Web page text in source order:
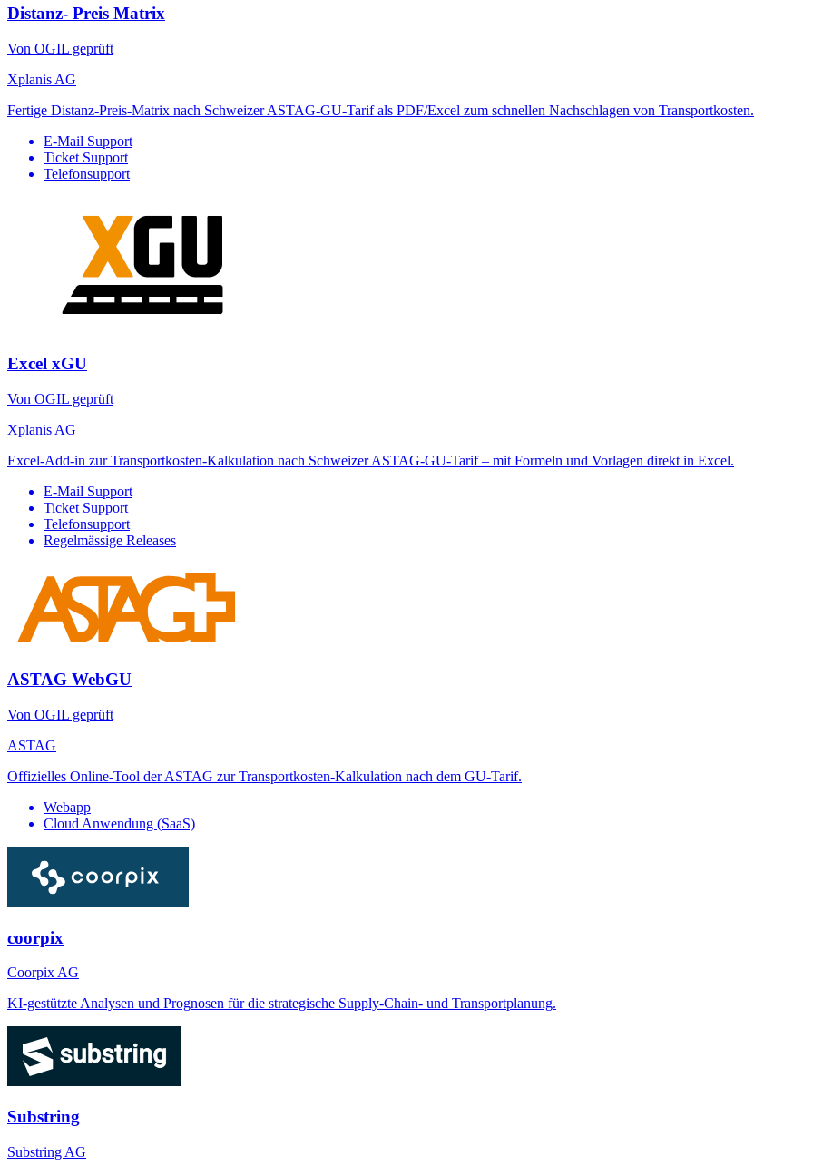
Distanz- Preis Matrix
Von OGIL geprüft
Xplanis AG
Fertige Distanz-Preis-Matrix nach Schweizer ASTAG-GU-Tarif als PDF/Excel zum schnellen Nachschlagen von Transportkosten.
E-Mail Support
Ticket Support
Telefonsupport
Excel xGU
Von OGIL geprüft
Xplanis AG
Excel-Add-in zur Transportkosten-Kalkulation nach Schweizer ASTAG-GU-Tarif – mit Formeln und Vorlagen direkt in Excel.
E-Mail Support
Ticket Support
Telefonsupport
Regelmässige Releases
ASTAG WebGU
Von OGIL geprüft
ASTAG
Offizielles Online-Tool der ASTAG zur Transportkosten-Kalkulation nach dem GU-Tarif.
Webapp
Cloud Anwendung (SaaS)
coorpix
Coorpix AG
KI-gestützte Analysen und Prognosen für die strategische Supply-Chain- und Transportplanung.
Substring
Substring AG